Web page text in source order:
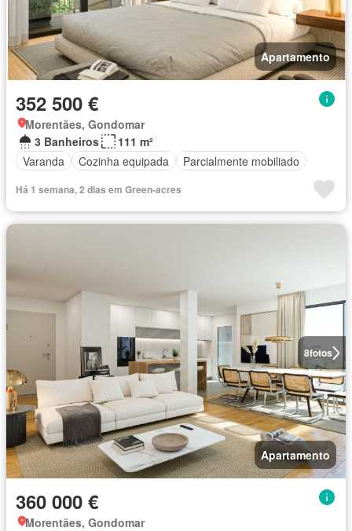
Apartamento
352 500 €
Morentães, Gondomar
3 Banheiros
111 m²
Varanda
Cozinha equipada Parcialmente mobiliado
Há 1 semana, 2 dias em Green-acres
8fotos
Apartamento
360 000 €
Morentães, Gondomar